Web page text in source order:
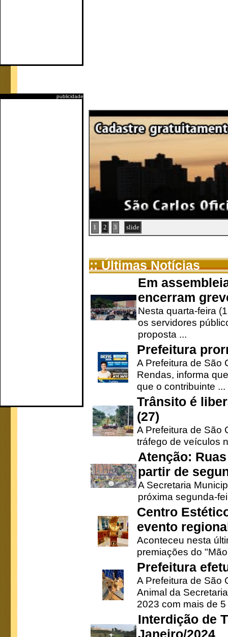
publicidade
1 2 3 slide
:: Últimas Notícias
Em
encerram
Nesta quarta-feira
os servidores
proposta ...
Prefeitura
A Prefeitura de São
Rendas, informa
que o contribuinte ...
Trânsito é
(27)
A Prefeitura de São
tráfego de veículos
Atenção:
partir de
A Secretaria
próxima segunda-
Centro
evento
Aconteceu nesta
premiações do
Prefeitura
A Prefeitura de São
Animal da
2023 com mais de 5
Interdição de
Janeiro/2024